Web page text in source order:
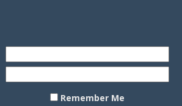
Remember Me